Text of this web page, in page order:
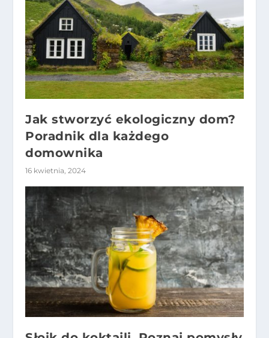
Jak stworzyć ekologiczny dom?
Poradnik dla każdego
domownika
16 kwietnia, 2024